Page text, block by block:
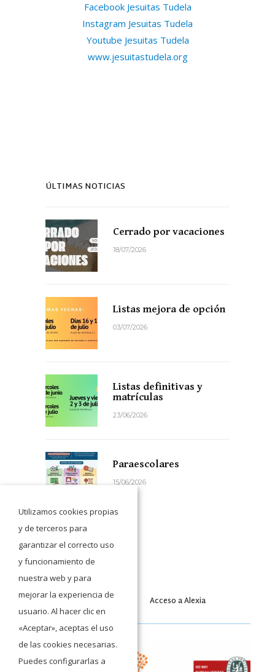
Facebook Jesuitas Tudela
Instagram Jesuitas Tudela
Youtube Jesuitas Tudela
www.jesuitastudela.org
ÚLTIMAS NOTICIAS
Cerrado por vacaciones
18/07/2026
Listas mejora de opción
03/07/2026
Listas definitivas y
matrículas
23/06/2026
Paraescolares
15/06/2026
Acceso a Moodle Acceso a Alexia
Utilizamos cookies propias
y de terceros para
garantizar el correcto uso
y funcionamiento de
nuestra web y para
mejorar la experiencia de
usuario. Al hacer clic en
«Aceptar», aceptas el uso
de las cookies necesarias.
Puedes configurarlas a